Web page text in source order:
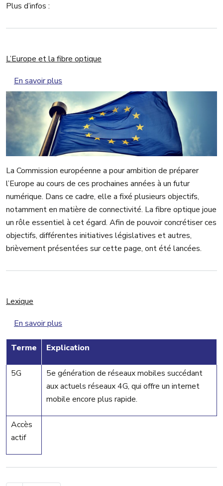
Plus d’infos :
L’Europe et la fibre optique
En savoir plus
La Commission européenne a pour ambition de préparer
l’Europe au cours de ces prochaines années à un futur
numérique. Dans ce cadre, elle a fixé plusieurs objectifs,
notamment en matière de connectivité. La fibre optique joue
un rôle essentiel à cet égard. Afin de pouvoir concrétiser ces
objectifs, différentes initiatives législatives et autres,
brièvement présentées sur cette page, ont été lancées.
Lexique
En savoir plus
Terme Explication
5G
5e génération de réseaux mobiles succédant
aux actuels réseaux 4G, qui offre un internet
mobile encore plus rapide.
Accès
actif